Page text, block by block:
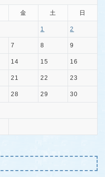
金 土 日
1 2
7 8 9
14 15 16
21 22 23
28 29 30